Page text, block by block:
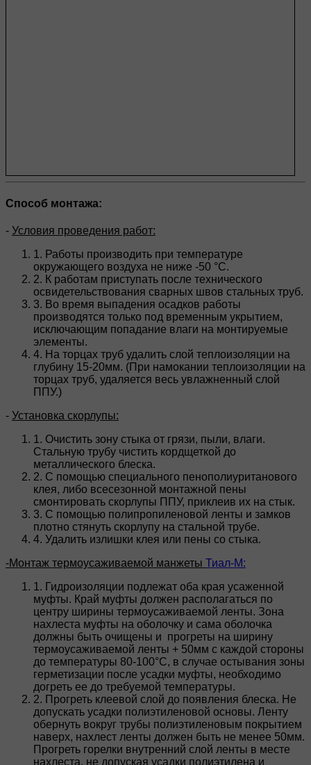
Способ монтажа:
- Условия проведения работ:
1. Работы производить при температуре
окружающего воздуха не ниже -50 °C.
2. К работам приступать после технического
освидетельствования сварных швов стальных труб.
3. Во время выпадения осадков работы
производятся только под временным укрытием,
исключающим попадание влаги на монтируемые
элементы.
4. На торцах труб удалить слой теплоизоляции на
глубину 15-20мм. (При намокании теплоизоляции на
торцах труб, удаляется весь увлажненный слой
ППУ.)
- Установка скорлупы:
1. Очистить зону стыка от грязи, пыли, влаги.
Стальную трубу чистить кордщеткой до
металлического блеска.
2. С помощью специального пенополиуританового
клея, либо всесезонной монтажной пены
смонтировать скорлупы ППУ, приклеив их на стык.
3. С помощью полипропиленовой ленты и замков
плотно стянуть скорлупу на стальной трубе.
4. Удалить излишки клея или пены со стыка.
-Монтаж термоусаживаемой манжеты Тиал-М:
1. Гидроизоляции подлежат оба края усаженной
муфты. Край муфты должен располагаться по
центру ширины термоусаживаемой ленты. Зона
нахлеста муфты на оболочку и сама оболочка
должны быть очищены и прогреты на ширину
термоусаживаемой ленты + 50мм с каждой стороны
до температуры 80-100°С, в случае остывания зоны
герметизации после усадки муфты, необходимо
догреть ее до требуемой температуры.
2. Прогреть клеевой слой до появления блеска. Не
допускать усадки полиэтиленовой основы. Ленту
обернуть вокруг трубы полиэтиленовым покрытием
наверх, нахлест ленты должен быть не менее 50мм.
Прогреть горелки внутренний слой ленты в месте
нахлеста, не допуская усадки полиэтилена и